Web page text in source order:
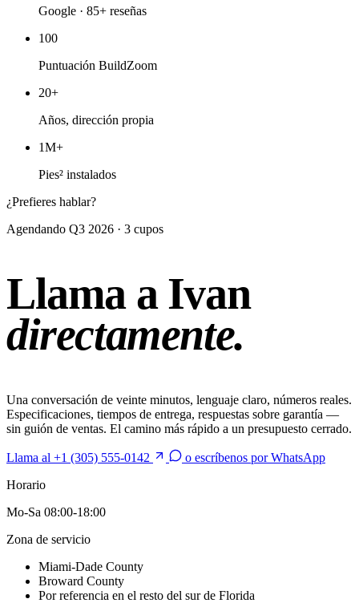
Google · 85+ reseñas
100
Puntuación BuildZoom
20+
Años, dirección propia
1M+
Pies² instalados
¿Prefieres hablar?
Agendando Q3 2026 · 3 cupos
Llama a Ivan
directamente.
Una conversación de veinte minutos, lenguaje claro, números reales.
Especificaciones, tiempos de entrega, respuestas sobre garantía —
sin guión de ventas. El camino más rápido a un presupuesto cerrado.
Llama al +1 (305) 555-0142
o escríbenos por WhatsApp
Horario
Mo-Sa 08:00-18:00
Zona de servicio
Miami-Dade County
Broward County
Por referencia en el resto del sur de Florida